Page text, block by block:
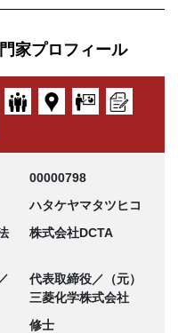
家プロフィール
00000798
ハタケヤマタツヒコ
株式会社DCTA
代表取締役／（元）
三菱化学株式会社
修士